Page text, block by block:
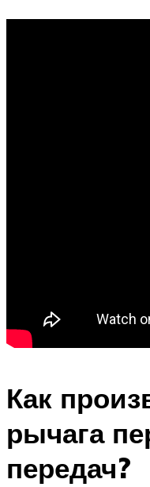
Как
рычага
передач?